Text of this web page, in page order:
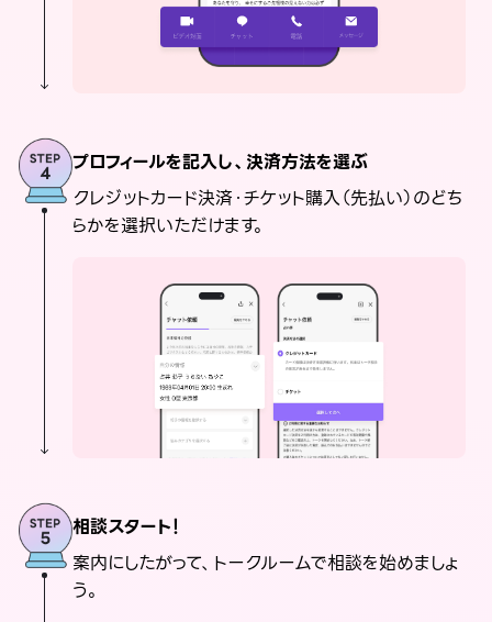
プロフィールを記入し、決済方法を選ぶ
クレジットカード決済・チケット購入（先払い）のどち
らかを選択いただけます。
相談スタート！
案内にしたがって、トークルームで相談を始めましょ
う。